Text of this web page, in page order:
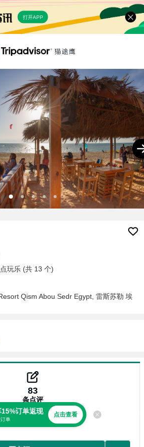
打开APP
玩乐 (共 13 个)
Qism Abou Sedr Egypt, 雷斯苏勒 埃
83
条点评
订单返现
单
点击查看